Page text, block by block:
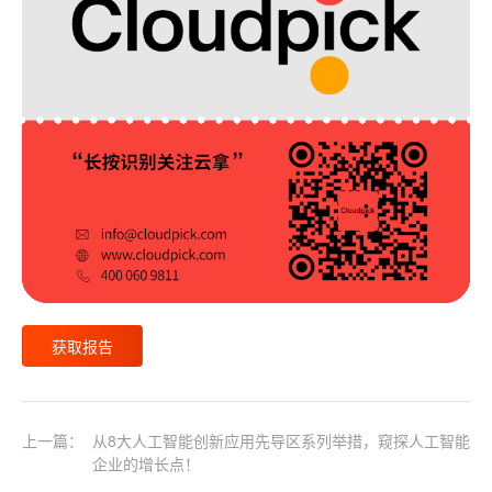
获取报告
上一篇：
从8大人工智能创新应用先导区系列举措，窥探人工智能
企业的增长点！